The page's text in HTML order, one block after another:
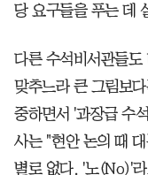
당 요구들을 푸는 데
다른 수석비서관들도
맞추느라 큰 그림보
중하면서 '과장급 수
사는 "현안 논의 때
별로 없다. '노(No)'